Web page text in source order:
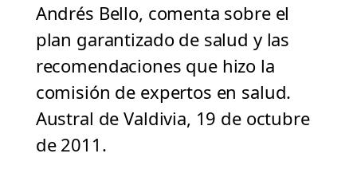
Andrés Bello, comenta sobre el
plan garantizado de salud y las
recomendaciones que hizo la
comisión de expertos en salud.
Austral de Valdivia, 19 de octubre
de 2011.